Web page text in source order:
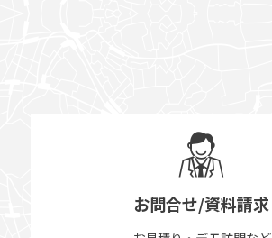
お問合せ/資料請求